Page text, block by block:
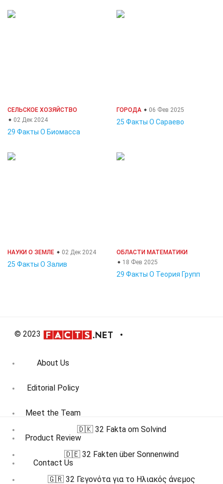
СЕЛЬСКОЕ ХОЗЯЙСТВО
02 Дек 2024
29 Факты О Биомасса
ГОРОДА 06 Фев 2025
25 Факты О Сараево
НАУКИ О ЗЕМЛЕ 02 Дек 2024
25 Факты О Залив
ОБЛАСТИ МАТЕМАТИКИ
18 Фев 2025
29 Факты О Теория Групп
© 2023
About Us
Editorial Policy
Meet the Team
Product Review
Contact Us
🇩🇰 32 Fakta om Solvind
🇩🇪 32 Fakten über Sonnenwind
🇬🇷 32 Γεγονότα για το Ηλιακός άνεμος